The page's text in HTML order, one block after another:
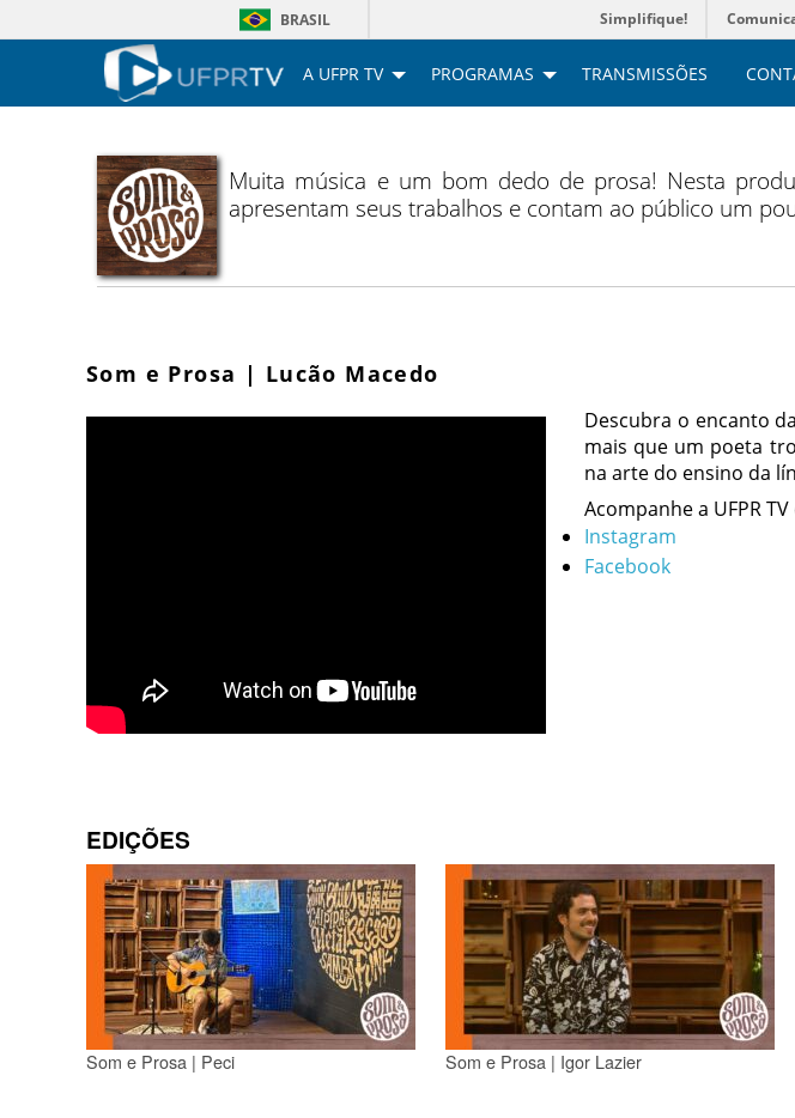
BRASIL Simplifique!
A UFPR TV PROGRAMAS TRANSMISSÕES
Muita música e um bom dedo de prosa! Nesta
apresentam seus trabalhos e contam ao público um
Som e Prosa | Lucão Macedo
Descubra o encanto
mais que um poeta
na arte do ensino da
Acompanhe a UFPR
Instagram
Facebook
EDIÇÕES
Som e Prosa | Peci Som e Prosa | Igor Lazier